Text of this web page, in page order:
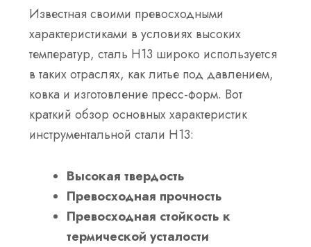
Известная своими превосходными
характеристиками в условиях высоких
температур, сталь H13 широко используется
в таких отраслях, как литье под давлением,
ковка и изготовление пресс-форм. Вот
краткий обзор основных характеристик
инструментальной стали H13:
Высокая твердость
Превосходная прочность
Превосходная стойкость к
термической усталости